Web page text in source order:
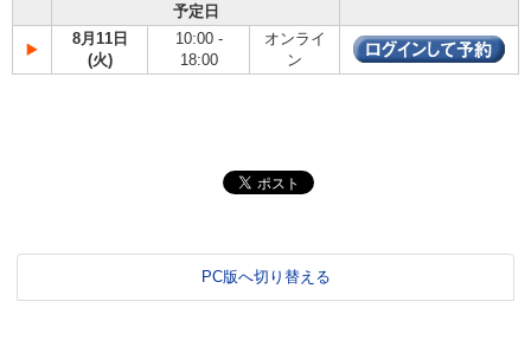
予定日
8月11日
(火)
10:00 -
18:00
オンライ
ン
PC版へ切り替える